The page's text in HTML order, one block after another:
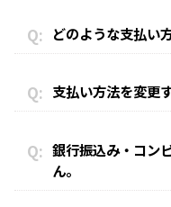
どのような支払い
支払い方法を変更
銀行振込み・コン
ん。